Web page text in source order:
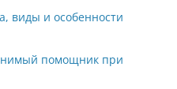
виды и особенности
помощник при